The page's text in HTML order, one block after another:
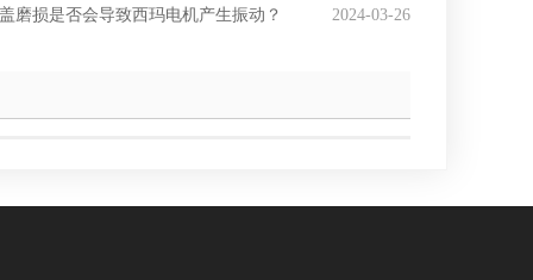
磨损是否会导致西玛电机产生振动？ 2024-03-26